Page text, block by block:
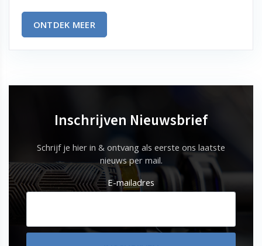
ONTDEK MEER
Inschrijven Nieuwsbrief
Schrijf je hier in & ontvang als eerste ons laatste
nieuws per mail.
E-mailadres